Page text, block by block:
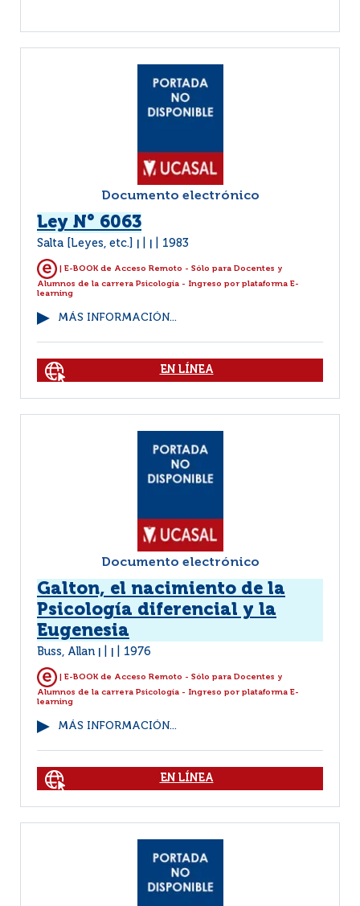
Documento electrónico
Ley N° 6063
Salta [Leyes, etc.] 1983
| E-BOOK de Acceso Remoto - Sólo para Docentes y
Alumnos de la carrera Psicología - Ingreso por plataforma E-
learning
MÁS INFORMACIÓN...
EN LÍNEA
Documento electrónico
Galton, el nacimiento de la
Psicología diferencial y la
Eugenesia
Buss, Allan 1976
| E-BOOK de Acceso Remoto - Sólo para Docentes y
Alumnos de la carrera Psicología - Ingreso por plataforma E-
learning
MÁS INFORMACIÓN...
EN LÍNEA